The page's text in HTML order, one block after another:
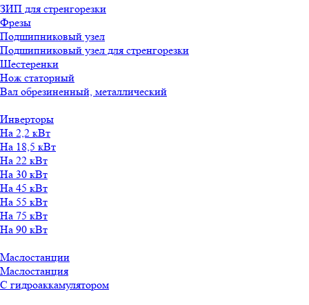
ЗИП для стренгорезки
Фрезы
Подшипниковый узел
Подшипниковый узел для стренгорезки
Шестеренки
Нож статорный
Вал обрезиненный, металлический
Инверторы
На 2,2 кВт
На 18,5 кВт
На 22 кВт
На 30 кВт
На 45 кВт
На 55 кВт
На 75 кВт
На 90 кВт
Маслостанции
Маслостанция
С гидроаккамулятором